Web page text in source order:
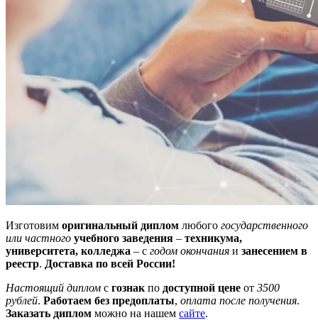
Изготовим оригинальный диплом любого государственного
или частного учебного заведения – техникума,
университета, колледжа – с годом окончания и занесением в
реестр. Доставка по всей России!
Настоящий диплом с гознак по доступной цене от 3500
рублей. Работаем без предоплаты, оплата после получения.
Заказать диплом можно на нашем сайте.